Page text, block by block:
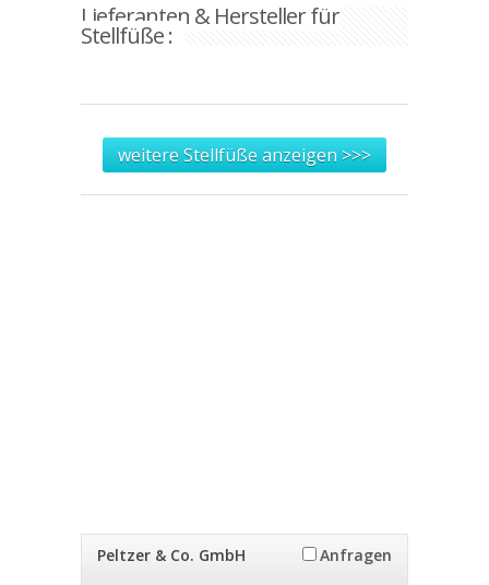
Lieferanten & Hersteller für
Stellfüße :
weitere Stellfüße anzeigen >>>
Peltzer & Co. GmbH Anfragen